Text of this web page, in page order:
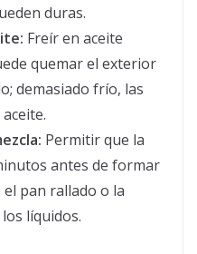
duras.
Freír en aceite
quemar el exterior
demasiado frío, las
Permitir que la
antes de formar
pan rallado o la
líquidos.